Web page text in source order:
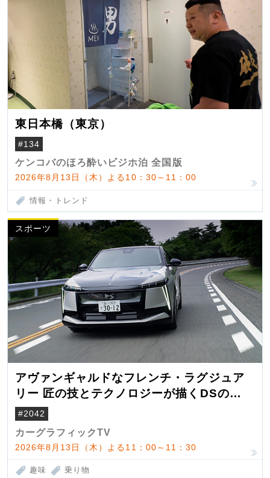
東日本橋（東京）
#134
ケンコバのほろ酔いビジホ泊 全国版
2026年8月13日（木）よる10：30～11：00
情報・トレンド
スポーツ
アヴァンギャルドなフレンチ・ラグジュア
リー 匠の技とテクノロジーが描くDSの世
界観
#2042
カーグラフィックTV
2026年8月13日（木）よる11：00～11：30
趣味 乗り物